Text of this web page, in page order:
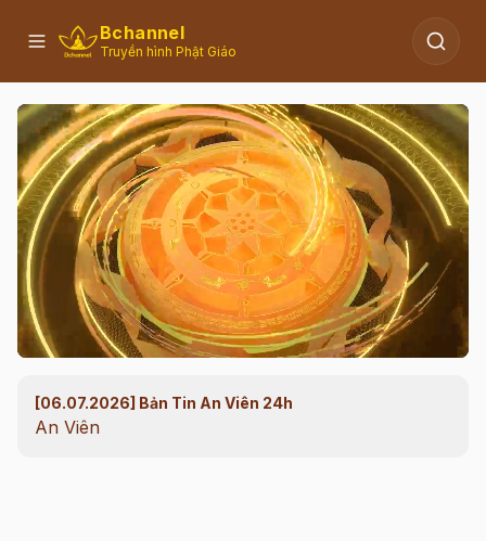
Bchannel
Truyền hình Phật Giáo
00:12/29:32
[06.07.2026] Bản Tin An Viên 24h
An Viên